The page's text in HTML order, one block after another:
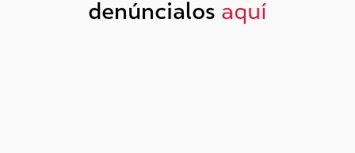
denúncialos aquí